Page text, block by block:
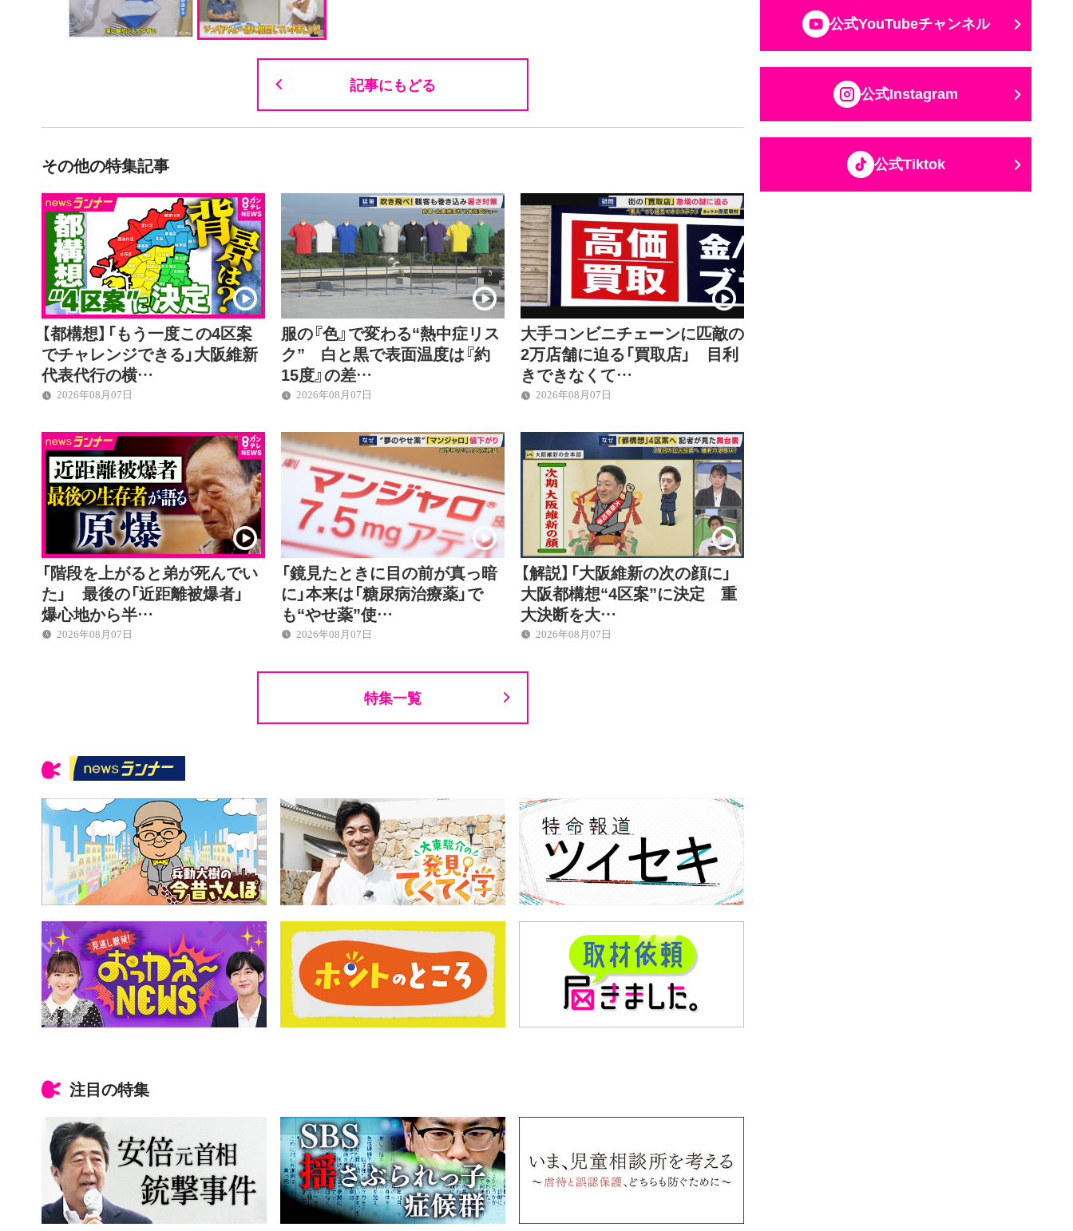
記事にもどる
その他の特集記事
【都構想】「もう一度この4区案
でチャレンジできる」大阪維新
代表代行の横…
2026年08月07日
服の『色』で変わる“熱中症リス
ク” 白と黒で表面温度は『約
15度』の差…
2026年08月07日
大手コンビニチェーンに匹敵の
2万店舗に迫る「買取店」 目利
きできなくて…
2026年08月07日
「階段を上がると弟が死んでい
た」 最後の「近距離被爆者」
爆心地から半…
2026年08月07日
「鏡見たときに目の前が真っ暗
に」本来は「糖尿病治療薬」で
も“やせ薬”使…
2026年08月07日
【解説】「大阪維新の次の顔に」
大阪都構想“4区案”に決定 重
大決断を大…
2026年08月07日
特集一覧
注目の特集
公式YouTubeチャンネル
公式Instagram
公式Tiktok